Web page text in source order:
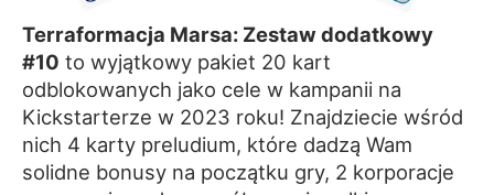
Terraformacja Marsa: Zestaw dodatkowy
#10 to wyjątkowy pakiet 20 kart
odblokowanych jako cele w kampanii na
Kickstarterze w 2023 roku! Znajdziecie wśród
nich 4 karty preludium, które dadzą Wam
solidne bonusy na początku gry, 2 korporacje